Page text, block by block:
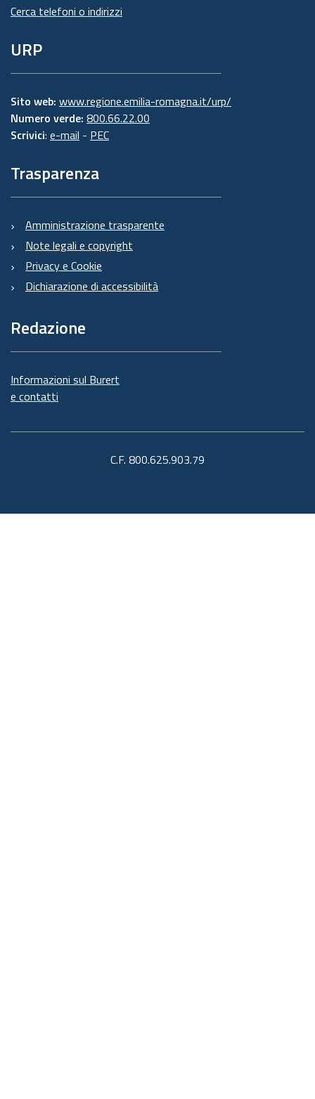
Cerca telefoni o indirizzi
URP
Sito web: www.regione.emilia-romagna.it/urp/
Numero verde: 800.66.22.00
Scrivici: e-mail - PEC
Trasparenza
Amministrazione trasparente
Note legali e copyright
Privacy e Cookie
Dichiarazione di accessibilità
Redazione
Informazioni sul Burert
e contatti
C.F. 800.625.903.79